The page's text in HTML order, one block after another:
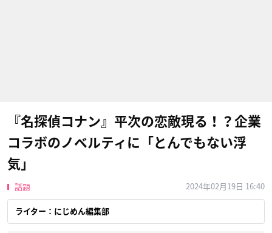
『名探偵コナン』平次の恋敵現る！？企業
コラボのノベルティに「とんでもない浮
気」
話題 2024年02月19日 16:40
ライター：にじめん編集部